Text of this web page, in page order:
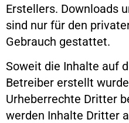
Erstellers. Downloads
sind nur für den
Gebrauch gestattet.
Soweit die Inhalte auf
Betreiber erstellt
Urheberrechte Dritter
werden Inhalte Dritter